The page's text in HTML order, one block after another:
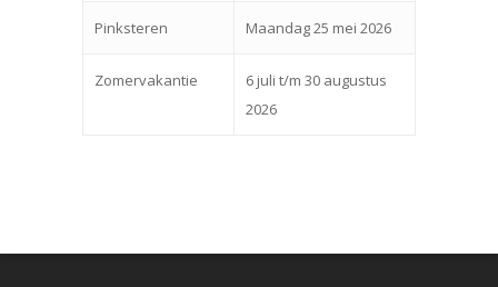
Pinksteren Maandag 25 mei 2026
Zomervakantie
6 juli t/m 30 augustus
2026